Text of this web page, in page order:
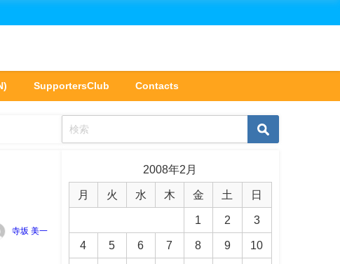
SupportersClub Contacts
寺坂 美一
2008年2月
月 火 水 木 金 土 日
1 2 3
4 5 6 7 8 9 10